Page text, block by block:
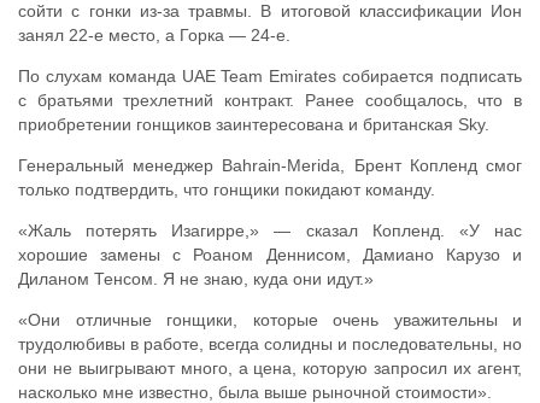
сойти с гонки из-за травмы. В итоговой классификации Ион
занял 22-е место, а Горка — 24-е.
По слухам команда UAE Team Emirates собирается подписать
с братьями трехлетний контракт. Ранее сообщалось, что в
приобретении гонщиков заинтересована и британская Sky.
Генеральный менеджер Bahrain-Merida, Брент Копленд смог
только подтвердить, что гонщики покидают команду.
«Жаль потерять Изагирре,» — сказал Копленд. «У нас
хорошие замены с Роаном Деннисом, Дамиано Карузо и
Диланом Тенсом. Я не знаю, куда они идут.»
«Они отличные гонщики, которые очень уважительны и
трудолюбивы в работе, всегда солидны и последовательны, но
они не выигрывают много, а цена, которую запросил их агент,
насколько мне известно, была выше рыночной стоимости».